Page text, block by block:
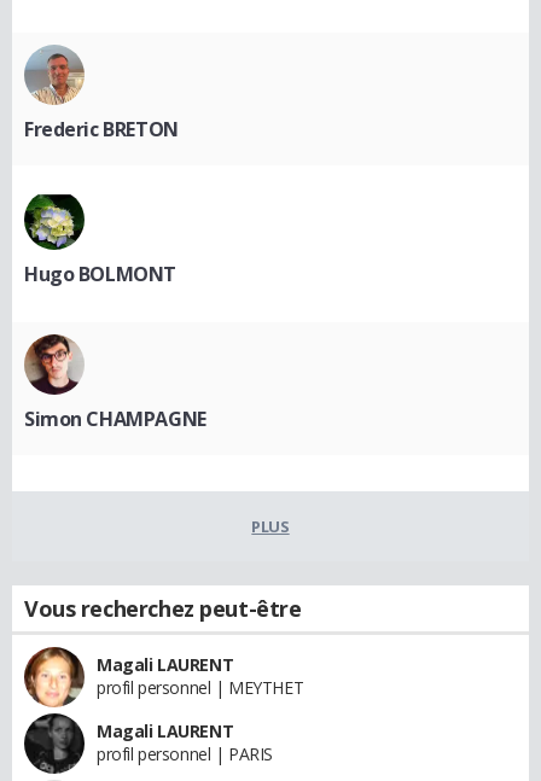
Frederic BRETON
Hugo BOLMONT
Simon CHAMPAGNE
PLUS
Vous recherchez peut-être
Magali LAURENT
profil personnel | MEYTHET
Magali LAURENT
profil personnel | PARIS